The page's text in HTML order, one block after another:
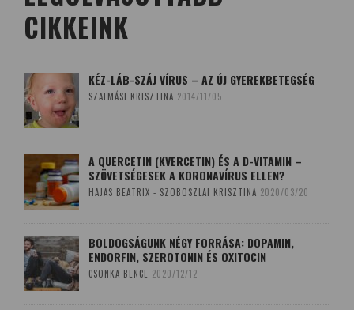
CIKKEINK
KÉZ-LÁB-SZÁJ VÍRUS – AZ ÚJ GYEREKBETEGSÉG
SZALMÁSI KRISZTINA 2014/11/05
A QUERCETIN (KVERCETIN) ÉS A D-VITAMIN –
SZÖVETSÉGESEK A KORONAVÍRUS ELLEN?
HAJAS BEATRIX - SZOBOSZLAI KRISZTINA 2020/03/20
BOLDOGSÁGUNK NÉGY FORRÁSA: DOPAMIN,
ENDORFIN, SZEROTONIN ÉS OXITOCIN
CSONKA BENCE 2020/12/12